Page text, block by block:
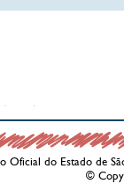
Oficial do Estado de
©